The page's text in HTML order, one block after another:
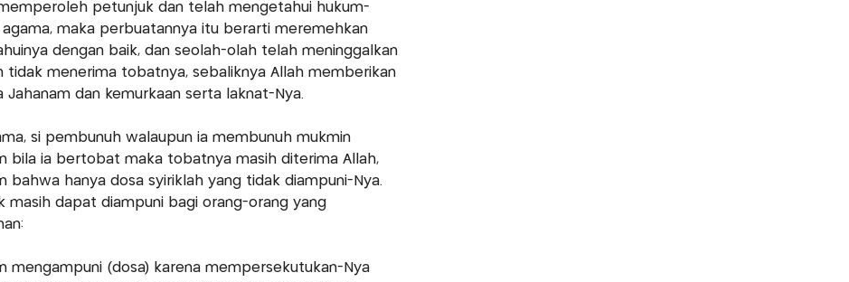
petunjuk dan telah mengetahui hukum-
agama, maka perbuatannya itu berarti meremehkan
dengan baik, dan seolah-olah telah meninggalkan
tidak menerima tobatnya, sebaliknya Allah memberikan
dan kemurkaan serta laknat-Nya.
si pembunuh walaupun ia membunuh mukmin
bila ia bertobat maka tobatnya masih diterima Allah,
bahwa hanya dosa syiriklah yang tidak diampuni-Nya.
masih dapat diampuni bagi orang-orang yang
mengampuni (dosa) karena mempersekutukan-Nya